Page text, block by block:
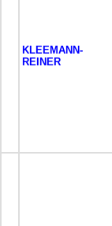
KLEEMANN-
REINER